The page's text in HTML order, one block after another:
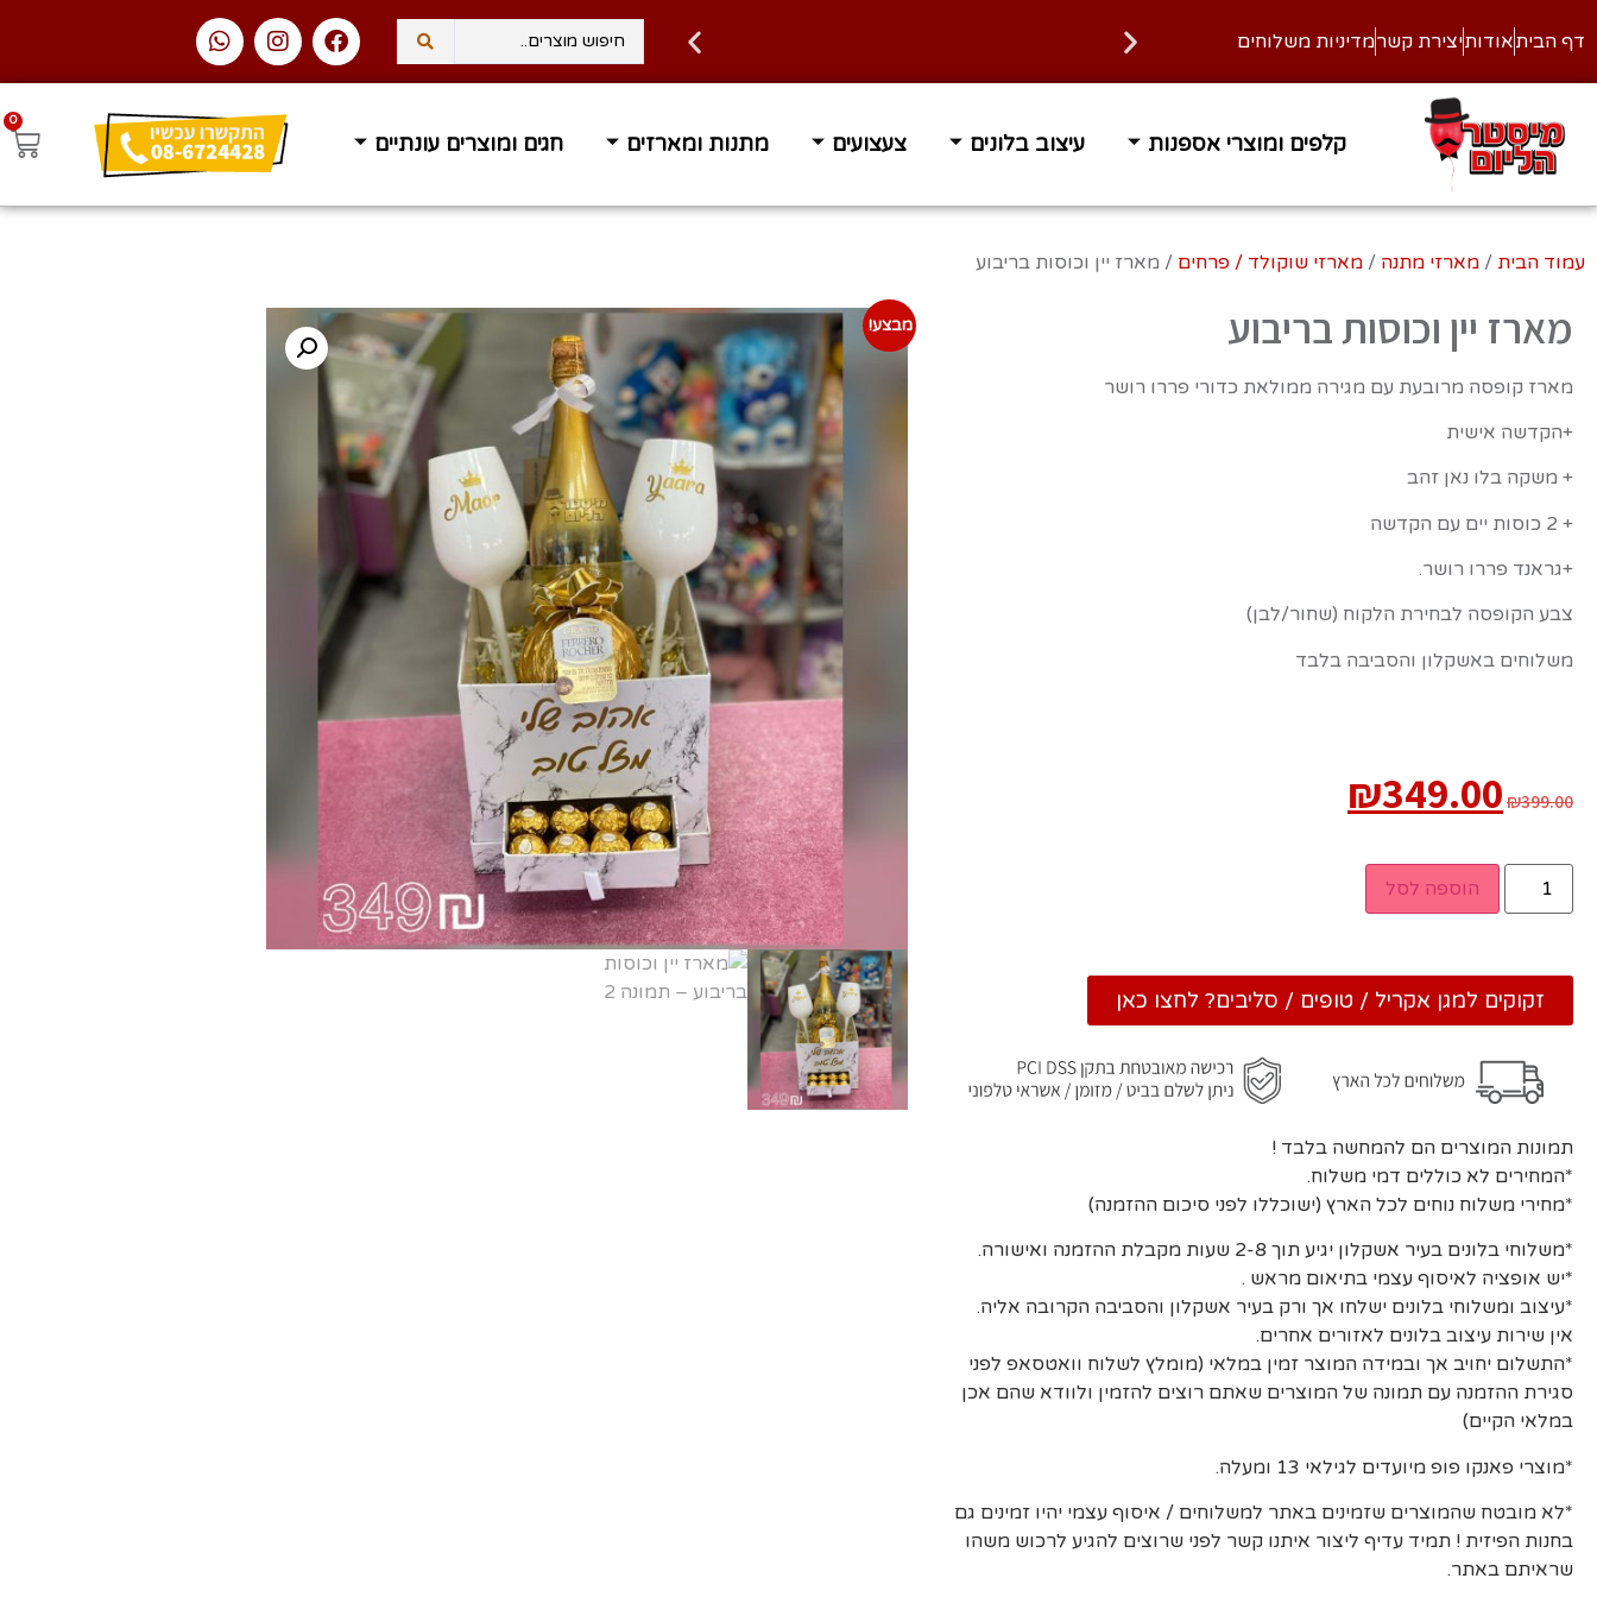
דף הביתאודותיצירת קשרמדיניות משלוחים
זמן אספקה 1-3 ימי עסקים משלוח עד הבית בחינם ברכישה מעל 400 ₪ זמן אספקה 1-3 ימי עסקים משלוח עד
קלפים ומוצרי אספנות עיצוב בלונים צעצועים מתנות ומארזים חגים ומוצרים עונתיים
0
עמוד הבית / מארזי מתנה / מארזי שוקולד / פרחים / מארז יין וכוסות בריבוע
מארז יין וכוסות בריבוע
מארז קופסה מרובעת עם מגירה ממולאת כדורי פררו רושר
+הקדשה אישית
+ משקה בלו נאן זהב
+ 2 כוסות יים עם הקדשה
+גראנד פררו רושר.
צבע הקופסה לבחירת הלקוח (שחור/לבן)
משלוחים באשקלון והסביבה בלבד
₪399.00
₪349.00
הוספה לסל
זקוקים למגן אקריל / טופים / סליבים? לחצו כאן
תמונות המוצרים הם להמחשה בלבד !
*המחירים לא כוללים דמי משלוח.
*מחירי משלוח נוחים לכל הארץ (ישוכללו לפני סיכום ההזמנה)
*משלוחי בלונים בעיר אשקלון יגיע תוך 2-8 שעות מקבלת ההזמנה ואישורה.
*יש אופציה לאיסוף עצמי בתיאום מראש .
*עיצוב ומשלוחי בלונים ישלחו אך ורק בעיר אשקלון והסביבה הקרובה אליה.
אין שירות עיצוב בלונים לאזורים אחרים.
*התשלום יחויב אך ובמידה המוצר זמין במלאי (מומלץ לשלוח וואטסאפ לפני
סגירת ההזמנה עם תמונה של המוצרים שאתם רוצים להזמין ולוודא שהם אכן
במלאי הקיים)
*מוצרי פאנקו פופ מיועדים לגילאי 13 ומעלה.
*לא מובטח שהמוצרים שזמינים באתר למשלוחים / איסוף עצמי יהיו זמינים גם
בחנות הפיזית ! תמיד עדיף ליצור איתנו קשר לפני שרוצים להגיע לרכוש משהו
שראיתם באתר.
מבצע!